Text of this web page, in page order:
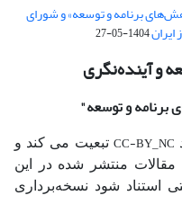
برنامه و توسعه» و شورای
1404-05-27
و آینده‌نگری
و توسعه"
CC-BY_NC تبعیت می کند و
مقالات منتشر شده در این
استناد شود نسخه‌برداری